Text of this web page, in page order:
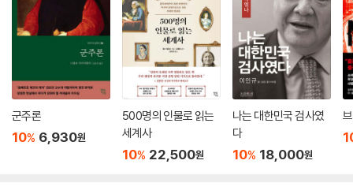
사유, 무생명의 영역에 던져두고, 어떤 의미가 새겨지기를 묵묵히 기다리
는 표면 또는 인간이 의미를 부여할 때만 살아나는 무생물로 여기기 때문
이다. 생태학적으로 고려할 때 인간은 다른 생명체들 사이에서 살아 있는
존재로 생명의 과정과 연결되어 있으며, 그러한 생명의 과정에서 인간의
개입은 기후변화에서 볼 수 있듯이 파괴적인 결과로 이어질 수 있다.
--- 「8장 자연/문화 구분에서 상호구성으로」 중에서
그는 “이처럼 다른 사회적 주체를 위한 자리를 마련하는 것이 우리의 책
무”라고 말한다. 그 책무는 “젠더화된 여성 신분(gendered femalenes
취하는 것은 폭력에 대한 두려움으로부터 자유롭게 살아 숨쉬기 위해서다.
이는 지금 우리가 필요로 하는 윤리적 비전의 첫걸음이다. (46쪽)
기독교 세력과 극우 정당의 선동 도구가 된 ‘젠더’
반젠더 이데올로기의 ‘판타즘’을 해부하고 그 위험을 경고한다
반젠더 운동을 가장 활발하게, 그리고 광범위하게 일으키고 있는 집단은
기독교의 핵심 메시지를 주창하는 바티칸과 미국·아메리카대륙·동유럽·동
행중인 정치적 갈등에 대한 필수적인 분석을 제시한다.
- 『퍼블리셔스위클리』
젠더에 대한 필수적인 논쟁을 담은 책. 이 책은 우리가 걸어온 길을 탁월하
다. 수중 폭탄처럼 강렬하게 울려퍼진다.
- 『에스콰이어』
군주론
10% 6,930원
500명의 인물로 읽는
세계사
10% 22,500원
나는 대한민국 검사였
다
10% 18,000원